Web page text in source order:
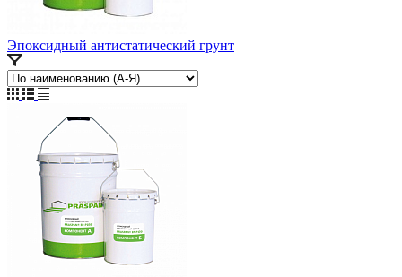
Эпоксидный антистатический грунт